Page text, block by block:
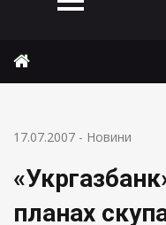
«Укргазбанк»
17.07.2007 - Новини
планах